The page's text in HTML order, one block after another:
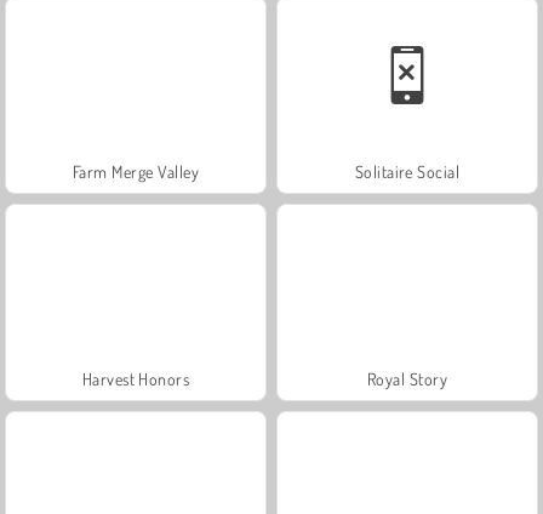
Farm Merge Valley Solitaire Social
Harvest Honors Royal Story